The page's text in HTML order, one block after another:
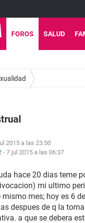
FOROS SALUD
2015 a las 23:50
- 7 jul 2015 a las 06:37
hace 20 dias teme
mi ultimo
mismo mes; hoy es 6
despues de q la
a que se debera